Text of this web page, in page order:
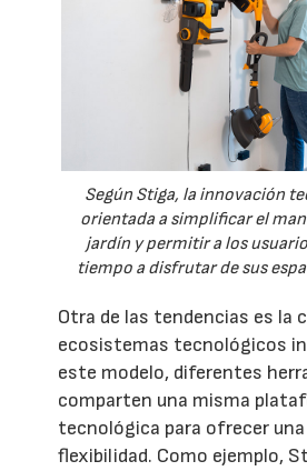
Según Stiga, la innovación
orientada a simplificar el
jardín y permitir a los
tiempo a disfrutar de sus
Otra de las tendencias es la
ecosistemas tecnológicos
este modelo, diferentes
comparten una misma
tecnológica para ofrecer
flexibilidad. Como ejemplo,